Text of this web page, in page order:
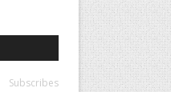
Subscribes